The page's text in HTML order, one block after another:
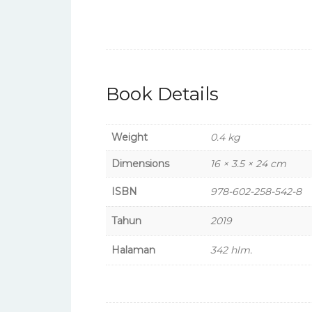
Book Details
Weight 0.4 kg
Dimensions 16 × 3.5 × 24 cm
ISBN 978-602-258-542-8
Tahun 2019
Halaman 342 hlm.